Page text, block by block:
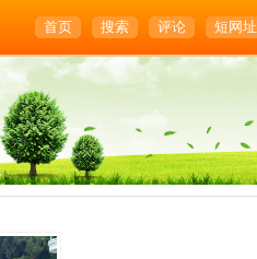
首页 搜索 评论 短网址